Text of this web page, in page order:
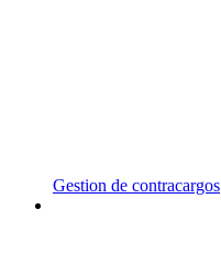
Gestion de contracargos